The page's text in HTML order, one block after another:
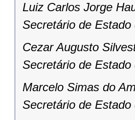
Luiz Carlos Jorge
Secretário de Estado
Cezar Augusto
Secretário de
Marcelo Simas do
Secretário de